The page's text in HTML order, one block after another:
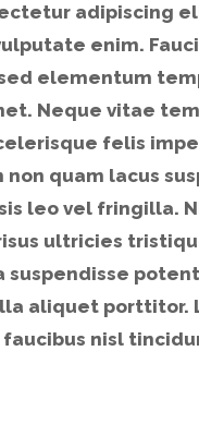
adipiscing
enim.
elementum
Neque vitae
felis
quam lacus
leo vel fringilla.
ultricies
aliquet porttitor.
nisl